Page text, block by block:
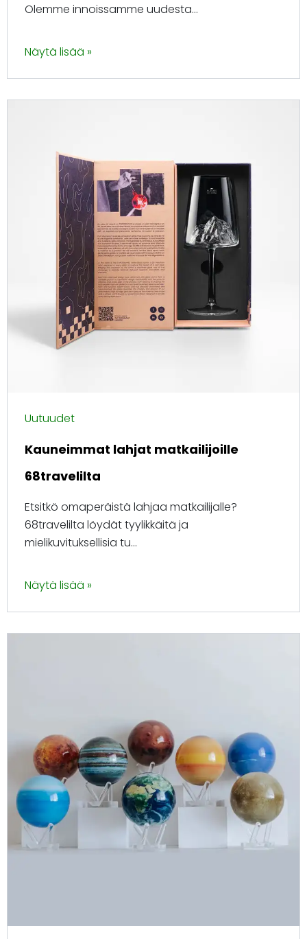
Olemme innoissamme uudesta...
Näytä lisää »
Uutuudet
Kauneimmat lahjat matkailijoille
68travelilta
Etsitkö omaperäistä lahjaa matkailijalle?
68travelilta löydät tyylikkäitä ja
mielikuvituksellisia tu...
Näytä lisää »